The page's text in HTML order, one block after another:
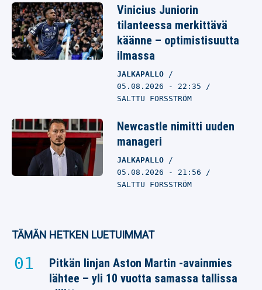
Vinicius Juniorin
tilanteessa merkittävä
käänne – optimistisuutta
ilmassa
JALKAPALLO
05.08.2026 - 22:35
SALTTU FORSSTRÖM
Newcastle nimitti uuden
manageri
JALKAPALLO
05.08.2026 - 21:56
SALTTU FORSSTRÖM
TÄMÄN HETKEN LUETUIMMAT
Pitkän linjan Aston Martin -avainmies
lähtee – yli 10 vuotta samassa tallissa